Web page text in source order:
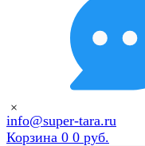
×
info@super-tara.ru
Корзина 0 0 руб.